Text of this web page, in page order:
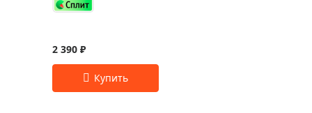
2 390 ₽